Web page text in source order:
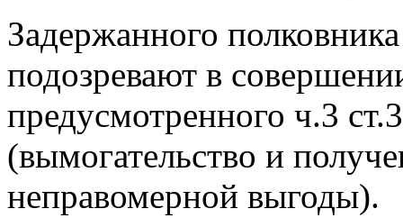
Задержанного
подозревают в
предусмотренного ч.3
(вымогательство и
неправомерной выгоды).